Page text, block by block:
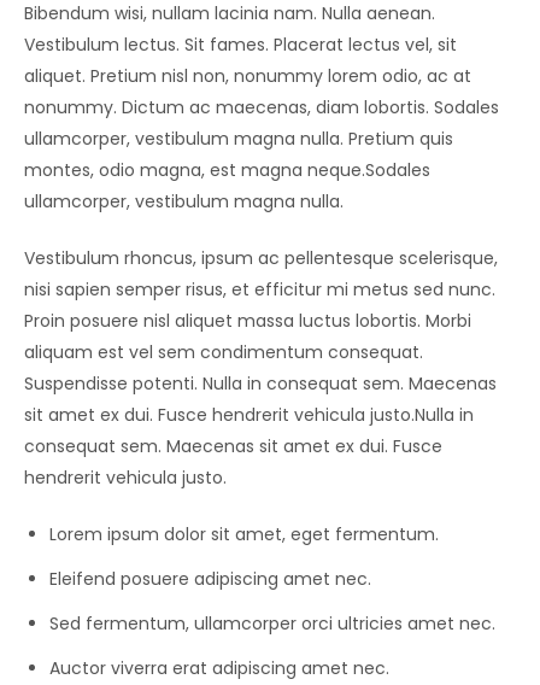
Bibendum wisi, nullam lacinia nam. Nulla aenean.
Vestibulum lectus. Sit fames. Placerat lectus vel, sit
aliquet. Pretium nisl non, nonummy lorem odio, ac at
nonummy. Dictum ac maecenas, diam lobortis. Sodales
ullamcorper, vestibulum magna nulla. Pretium quis
montes, odio magna, est magna neque.Sodales
ullamcorper, vestibulum magna nulla.
Vestibulum rhoncus, ipsum ac pellentesque scelerisque,
nisi sapien semper risus, et efficitur mi metus sed nunc.
Proin posuere nisl aliquet massa luctus lobortis. Morbi
aliquam est vel sem condimentum consequat.
Suspendisse potenti. Nulla in consequat sem. Maecenas
sit amet ex dui. Fusce hendrerit vehicula justo.Nulla in
consequat sem. Maecenas sit amet ex dui. Fusce
hendrerit vehicula justo.
Lorem ipsum dolor sit amet, eget fermentum.
Eleifend posuere adipiscing amet nec.
Sed fermentum, ullamcorper orci ultricies amet nec.
Auctor viverra erat adipiscing amet nec.